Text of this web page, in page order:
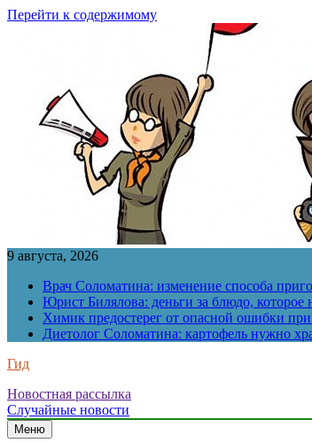
Перейти к содержимому
9 августа, 2026
Врач Соломатина: изменение способа
Юрист Билялова: деньги за блюдо, которое
Химик предостерег от опасной ошибки
Диетолог Соломатина: картофель нужно
Гид
Новостная рассылка
Случайные новости
Меню